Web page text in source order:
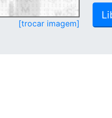
[trocar imagem]